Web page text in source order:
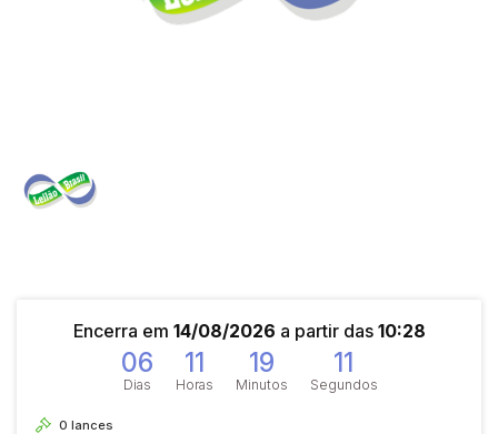
Encerra em 14/08/2026 a partir das 10:28
06
Dias
11
Horas
19
Minutos
11
Segundos
0 lances